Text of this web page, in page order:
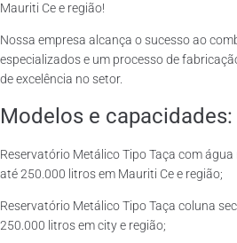
Mauriti Ce e região!
Nossa empresa alcança o sucesso ao
especializados e um processo de
de excelência no setor.
Modelos e capacidades:
Reservatório Metálico Tipo Taça com
até 250.000 litros em Mauriti Ce e região;
Reservatório Metálico Tipo Taça coluna
250.000 litros em city e região;